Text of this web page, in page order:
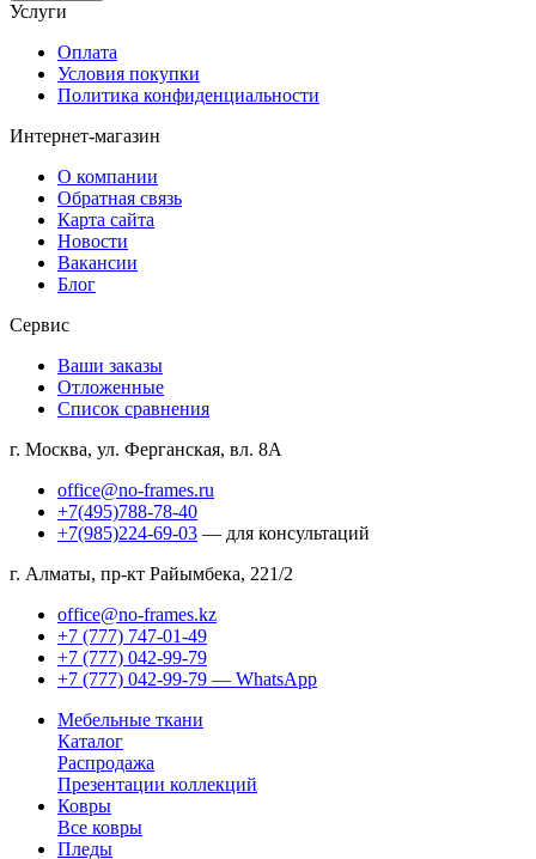
Услуги
Оплата
Условия покупки
Политика конфиденциальности
Интернет-магазин
О компании
Обратная связь
Карта сайта
Новости
Вакансии
Блог
Сервис
Ваши заказы
Отложенные
Список сравнения
г. Москва, ул. Ферганская, вл. 8А
office@no-frames.ru
+7(495)788-78-40
+7(985)224-69-03 — для консультаций
г. Алматы, пр-кт Райымбека, 221/2
office@no-frames.kz
+7 (777) 747-01-49
+7 (777) 042-99-79
+7 (777) 042-99-79 — WhatsApp
Мебельные ткани
Каталог
Распродажа
Презентации коллекций
Ковры
Все ковры
Пледы